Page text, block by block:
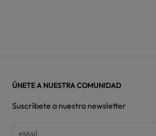
ÚNETE A NUESTRA COMUNIDAD
Suscríbete a nuestra newsletter